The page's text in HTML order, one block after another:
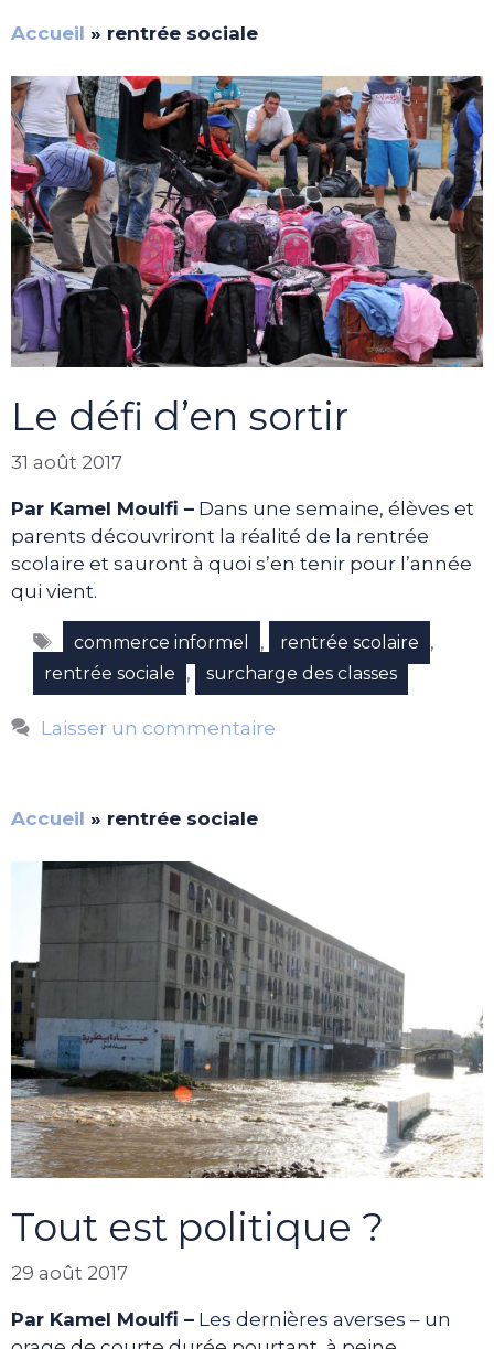
Accueil » rentrée sociale
Le défi d’en sortir
31 août 2017
Par Kamel Moulfi – Dans une semaine, élèves et
parents découvriront la réalité de la rentrée
scolaire et sauront à quoi s’en tenir pour l’année
qui vient.
Étiquettes
commerce informel , rentrée scolaire ,
rentrée sociale , surcharge des classes
Laisser un commentaire
Accueil » rentrée sociale
Tout est politique ?
29 août 2017
Par Kamel Moulfi – Les dernières averses – un